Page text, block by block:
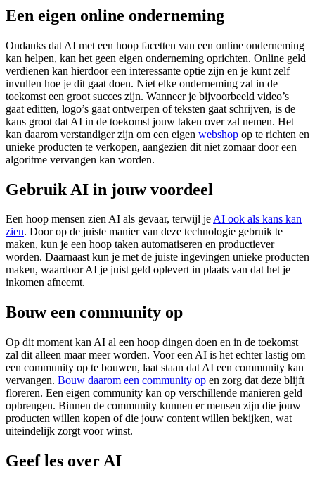
Een eigen online onderneming
Ondanks dat AI met een hoop facetten van een online onderneming
kan helpen, kan het geen eigen onderneming oprichten. Online geld
verdienen kan hierdoor een interessante optie zijn en je kunt zelf
invullen hoe je dit gaat doen. Niet elke onderneming zal in de
toekomst een groot succes zijn. Wanneer je bijvoorbeeld video’s
gaat editten, logo’s gaat ontwerpen of teksten gaat schrijven, is de
kans groot dat AI in de toekomst jouw taken over zal nemen. Het
kan daarom verstandiger zijn om een eigen webshop op te richten en
unieke producten te verkopen, aangezien dit niet zomaar door een
algoritme vervangen kan worden.
Gebruik AI in jouw voordeel
Een hoop mensen zien AI als gevaar, terwijl jeAI ook als kans kan
zien. Door op de juiste manier van deze technologie gebruik te
maken, kun je een hoop taken automatiseren en productiever
worden. Daarnaast kun je met de juiste ingevingen unieke producten
maken, waardoor AI je juist geld oplevert in plaats van dat het je
inkomen afneemt.
Bouw een community op
Op dit moment kan AI al een hoop dingen doen en in de toekomst
zal dit alleen maar meer worden. Voor een AI is het echter lastig om
een community op te bouwen, laat staan dat AI een community kan
vervangen. Bouw daarom een community op en zorg dat deze blijft
floreren. Een eigen community kan op verschillende manieren geld
opbrengen. Binnen de community kunnen er mensen zijn die jouw
producten willen kopen of die jouw content willen bekijken, wat
uiteindelijk zorgt voor winst.
Geef les over AI